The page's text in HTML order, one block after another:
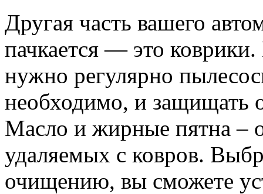
Другая часть вашего
пачкается — это
нужно регулярно
необходимо, и защищать
Масло и жирные пятна –
удаляемых с ковров.
очищению, вы сможете